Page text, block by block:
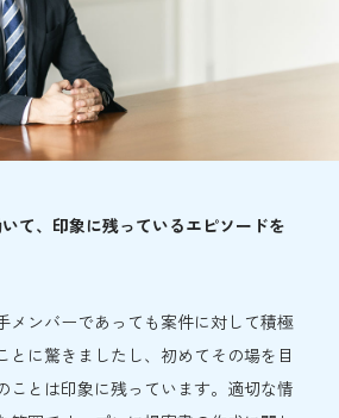
て、印象に残っているエピソードを
メンバーであっても案件に対して積極
とに驚きましたし、初めてその場を目
ことは印象に残っています。適切な情